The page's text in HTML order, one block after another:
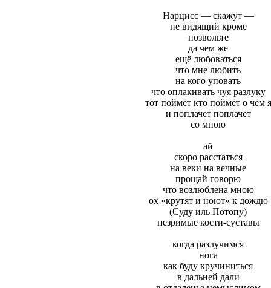
Нарцисс — скажут —
не видящий кроме
позвольте
да чем же
ещё любоваться
что мне любить
на кого уповать
что оплакивать чуя разлуку
тот поймёт кто поймёт о чём я
и поплачет поплачет
со мною
ай
скоро расстаться
на веки на вечные
прощай говорю
что возлюблена мною
ох «крутят и ноют» к дождю
(Суду иль Потопу)
незримые кости-суставы
когда разлучимся
нога
как буду кручиниться
в дальней дали